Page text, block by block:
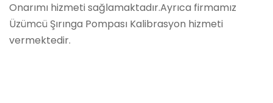
Onarımı hizmeti sağlamaktadır.Ayrıca firmamız
Üzümcü Şırınga Pompası Kalibrasyon hizmeti
vermektedir.